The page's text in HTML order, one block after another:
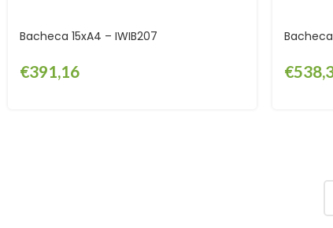
Bacheca 15xA4 – IWIB207
€391,16 €